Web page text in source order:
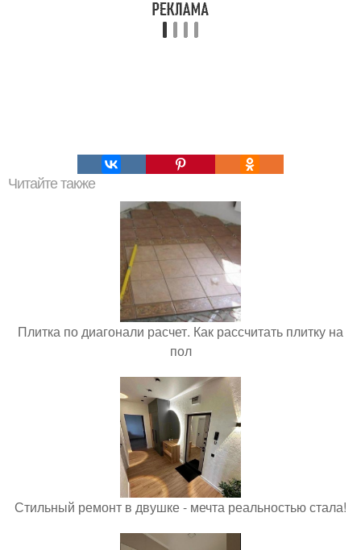
Читайте также
Плитка по диагонали расчет. Как рассчитать плитку на
пол
Стильный ремонт в двушке - мечта реальностью стала!